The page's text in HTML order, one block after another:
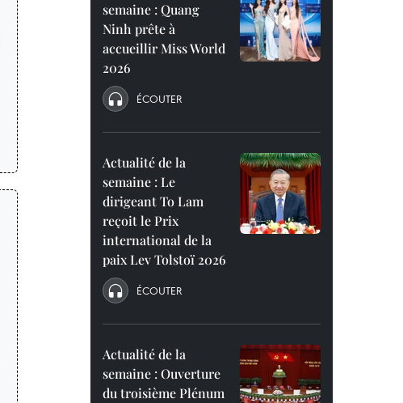
semaine : Quang
Ninh prête à
accueillir Miss World
2026
ÉCOUTER
Actualité de la
semaine : Le
dirigeant To Lam
reçoit le Prix
international de la
paix Lev Tolstoï 2026
ÉCOUTER
Actualité de la
semaine : Ouverture
du troisième Plénum